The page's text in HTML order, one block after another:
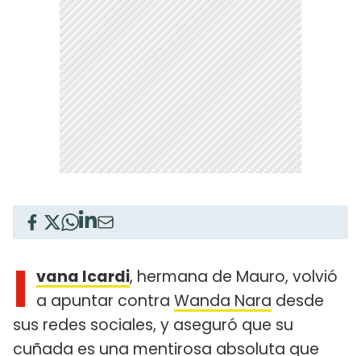
I vana Icardi, hermana de Mauro, volvió
a apuntar contra Wanda Nara desde
sus redes sociales, y aseguró que su
cuñada es una mentirosa absoluta que